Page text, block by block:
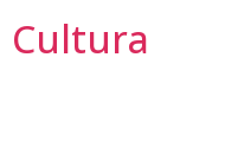
Cultura